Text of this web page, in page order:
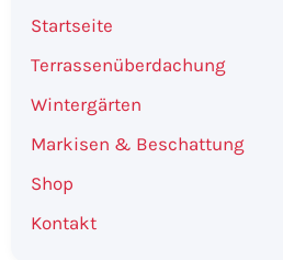
Startseite
Terrassenüberdachung
Wintergärten
Markisen & Beschattung
Shop
Kontakt